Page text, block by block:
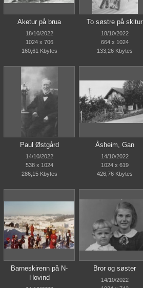
Aketur på brua
18/10/2022
1024 x 706
160,61 Kbytes
To søstre på skitur
18/10/2022
664 x 1024
133,26 Kbytes
Paul Østgård
14/10/2022
538 x 1024
286,15 Kbytes
Åsheim, Gan
14/10/2022
1024 x 619
426,76 Kbytes
Barneskirenn på N-
Hovind
Bror og søster
14/10/2022